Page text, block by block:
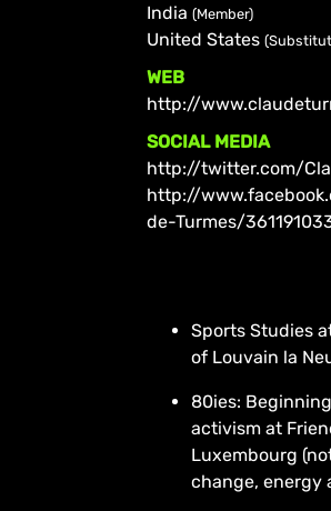
India (Member)
United States
WEB
http://
SOCIAL MEDIA
http://twitter.com/
http://
de-Turmes/
Sports Studies
of Louvain la
80ies:
activism at
Luxembourg
change, energy